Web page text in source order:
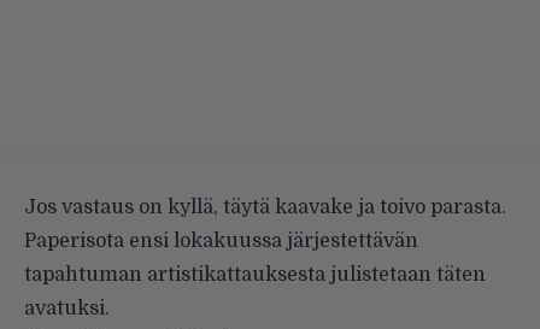
Jos vastaus on kyllä, täytä kaavake ja toivo parasta.
Paperisota ensi lokakuussa järjestettävän
tapahtuman artistikattauksesta julistetaan täten
avatuksi.